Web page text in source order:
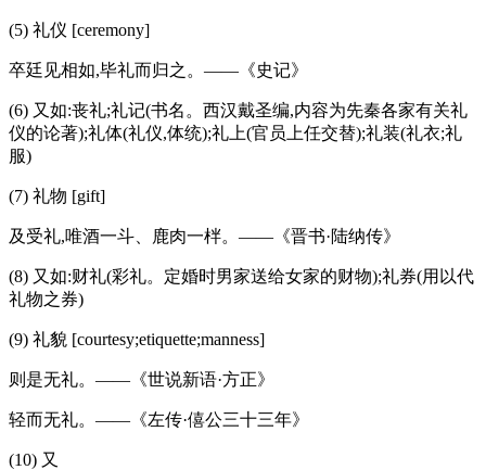
(5) 礼仪 [ceremony]
卒廷见相如,毕礼而归之。——《史记》
(6) 又如:丧礼;礼记(书名。西汉戴圣编,内容为先秦各家有关礼
仪的论著);礼体(礼仪,体统);礼上(官员上任交替);礼装(礼衣;礼
服)
(7) 礼物 [gift]
及受礼,唯酒一斗、鹿肉一柈。——《晋书·陆纳传》
(8) 又如:财礼(彩礼。定婚时男家送给女家的财物);礼券(用以代
礼物之券)
(9) 礼貌 [courtesy;etiquette;manness]
则是无礼。——《世说新语·方正》
轻而无礼。——《左传·僖公三十三年》
(10) 又